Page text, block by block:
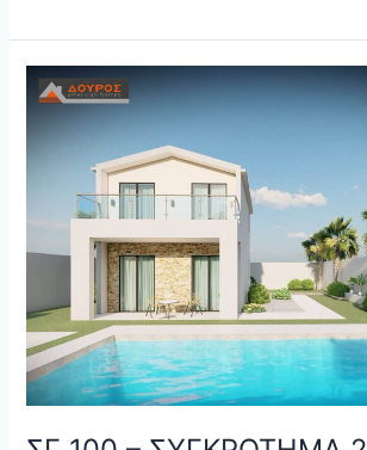
ΣΓ
100
ΣΥΓΚΡΟΤΗΜΑ
ΚΑΤΟΙΚΙΩΝ
50m²
ΚΑΙ
50m²
ΟΡΟΦΟΣ